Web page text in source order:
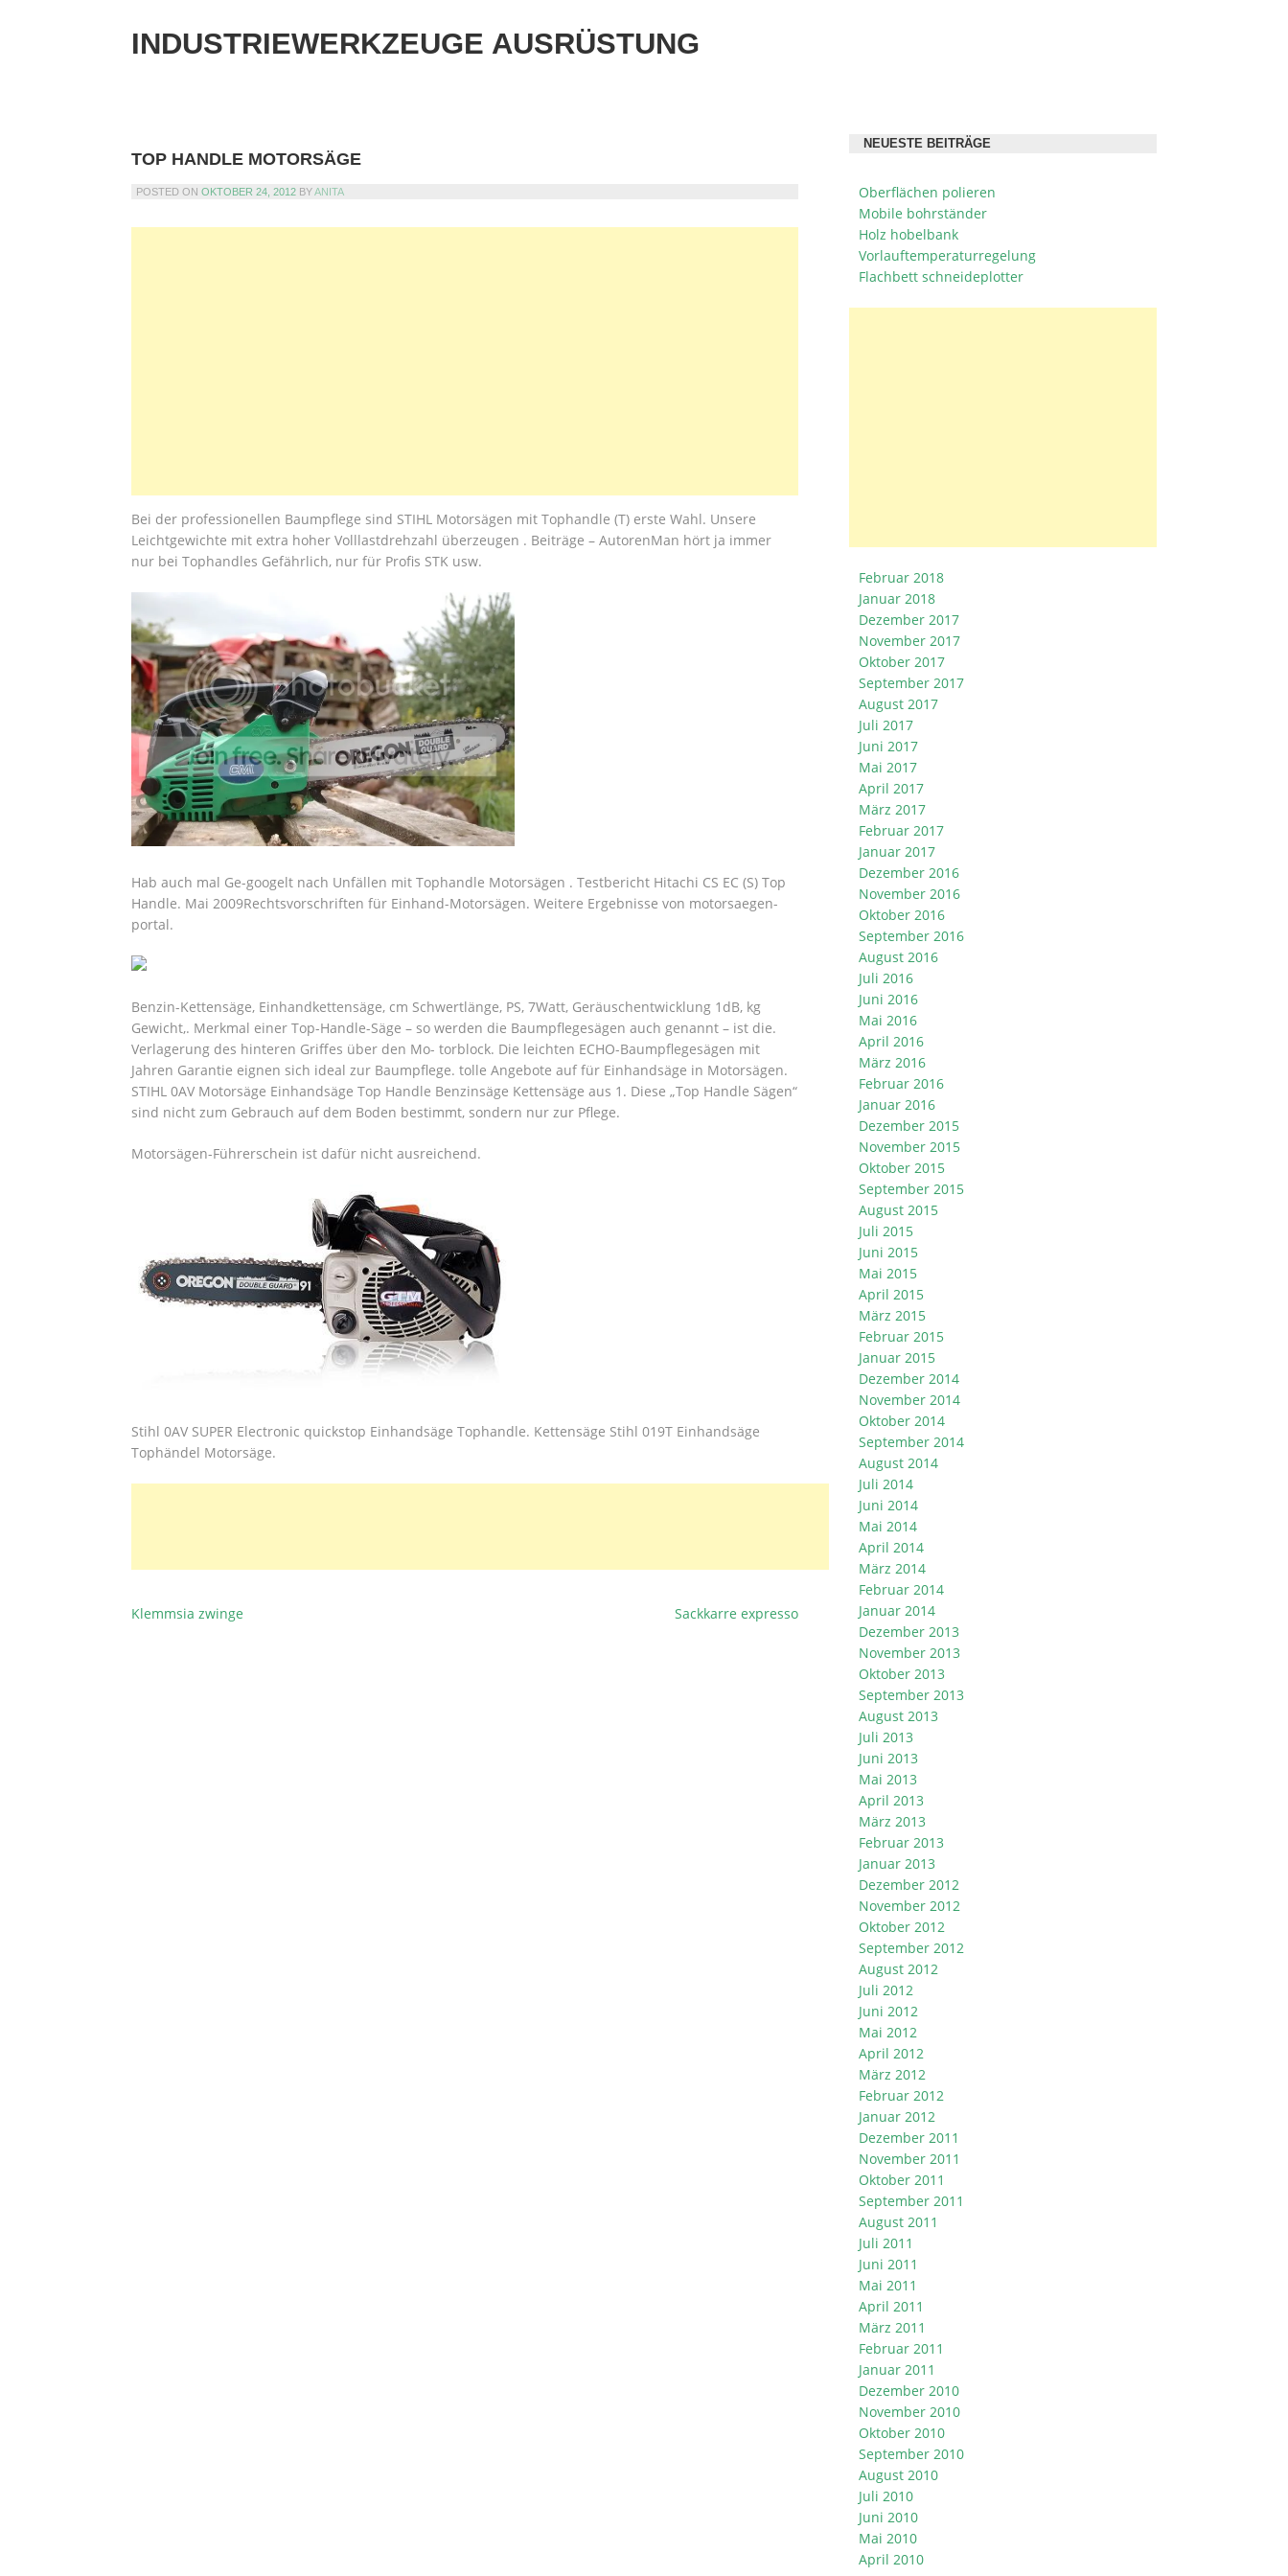
INDUSTRIEWERKZEUGE AUSRÜSTUNG
TOP HANDLE MOTORSÄGE
POSTED ON OKTOBER 24, 2012 BYANITA
Bei der professionellen Baumpflege sind STIHL Motorsägen mit Tophandle (T) erste Wahl. Unsere
Leichtgewichte mit extra hoher Volllastdrehzahl überzeugen . Beiträge – ‎AutorenMan hört ja immer
nur bei Tophandles Gefährlich, nur für Profis STK usw.
Hab auch mal Ge-googelt nach Unfällen mit Tophandle Motorsägen . Testbericht Hitachi CS EC (S) Top
Handle. Mai 2009Rechtsvorschriften für Einhand-Motorsägen. Weitere Ergebnisse von motorsaegen-
portal.
Benzin-Kettensäge, Einhandkettensäge, cm Schwertlänge, PS, 7Watt, Geräuschentwicklung 1dB, kg
Gewicht,. Merkmal einer Top-Handle-Säge – so werden die Baumpflegesägen auch genannt – ist die.
Verlagerung des hinteren Griffes über den Mo- torblock. Die leichten ECHO-Baumpflegesägen mit
Jahren Garantie eignen sich ideal zur Baumpflege. tolle Angebote auf für Einhandsäge in Motorsägen.
STIHL 0AV Motorsäge Einhandsäge Top Handle Benzinsäge Kettensäge aus 1. Diese „Top Handle Sägen“
sind nicht zum Gebrauch auf dem Boden bestimmt, sondern nur zur Pflege.
Motorsägen-Führerschein ist dafür nicht ausreichend.
Stihl 0AV SUPER Electronic quickstop Einhandsäge Tophandle. Kettensäge Stihl 019T Einhandsäge
Tophändel Motorsäge.
BEITRAGSNAVIGATION
Klemmsia zwinge Sackkarre expresso
NEUESTE BEITRÄGE
Oberflächen polieren
Mobile bohrständer
Holz hobelbank
Vorlauftemperaturregelung
Flachbett schneideplotter
Februar 2018
Januar 2018
Dezember 2017
November 2017
Oktober 2017
September 2017
August 2017
Juli 2017
Juni 2017
Mai 2017
April 2017
März 2017
Februar 2017
Januar 2017
Dezember 2016
November 2016
Oktober 2016
September 2016
August 2016
Juli 2016
Juni 2016
Mai 2016
April 2016
März 2016
Februar 2016
Januar 2016
Dezember 2015
November 2015
Oktober 2015
September 2015
August 2015
Juli 2015
Juni 2015
Mai 2015
April 2015
März 2015
Februar 2015
Januar 2015
Dezember 2014
November 2014
Oktober 2014
September 2014
August 2014
Juli 2014
Juni 2014
Mai 2014
April 2014
März 2014
Februar 2014
Januar 2014
Dezember 2013
November 2013
Oktober 2013
September 2013
August 2013
Juli 2013
Juni 2013
Mai 2013
April 2013
März 2013
Februar 2013
Januar 2013
Dezember 2012
November 2012
Oktober 2012
September 2012
August 2012
Juli 2012
Juni 2012
Mai 2012
April 2012
März 2012
Februar 2012
Januar 2012
Dezember 2011
November 2011
Oktober 2011
September 2011
August 2011
Juli 2011
Juni 2011
Mai 2011
April 2011
März 2011
Februar 2011
Januar 2011
Dezember 2010
November 2010
Oktober 2010
September 2010
August 2010
Juli 2010
Juni 2010
Mai 2010
April 2010